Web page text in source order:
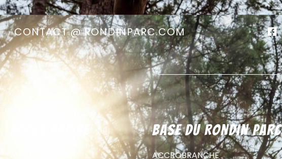
CONTACT @ RONDINPARC.COM
Base du Rondin parc
ACCROBRANCHE